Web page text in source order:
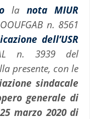
lanota MIUR
n. 8561
dell’USR
n. 3939 del
presente, con le
sindacale
generale di
marzo 2020 di